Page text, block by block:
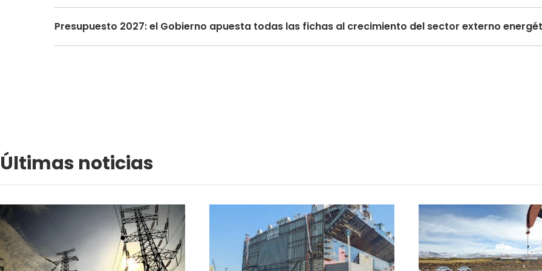
Presupuesto 2027: el Gobierno apuesta todas las fichas al crecimiento del sector externo
Últimas noticias